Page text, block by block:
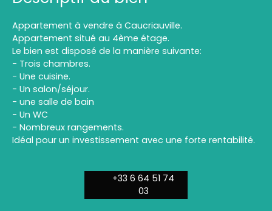
Appartement à vendre à Caucriauville.
Appartement situé au 4ème étage.
Le bien est disposé de la manière suivante:
- Trois chambres.
- Une cuisine.
- Un salon/séjour.
- une salle de bain
- Un WC
- Nombreux rangements.
Idéal pour un investissement avec une forte rentabilité.
+33 6 64 51 74
03